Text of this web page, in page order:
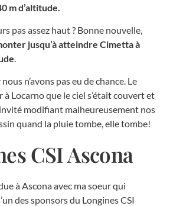
m d’altitude.
pas assez haut ? Bonne nouvelle,
jusqu’à atteindre Cimetta à
.
n’avons pas eu de chance. Le
à Locarno que le ciel s’était couvert et
modifiant malheureusement nos
quand la pluie tombe, elle tombe!
CSI Ascona
à Ascona avec ma soeur qui
des sponsors du Longines CSI